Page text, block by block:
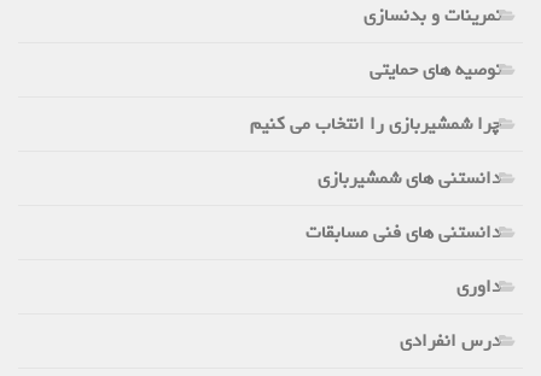
تمرینات و بدنسازی
توصیه های حمایتی
چرا شمشیربازی را انتخاب می کنیم
دانستنی های شمشیربازی
دانستنی های فنی مسابقات
داوری
درس انفرادی